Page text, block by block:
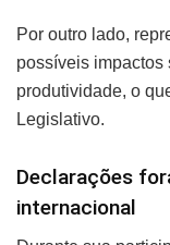
Por outro lado,
possíveis impactos
produtividade, o
Legislativo.
Declarações
internacional